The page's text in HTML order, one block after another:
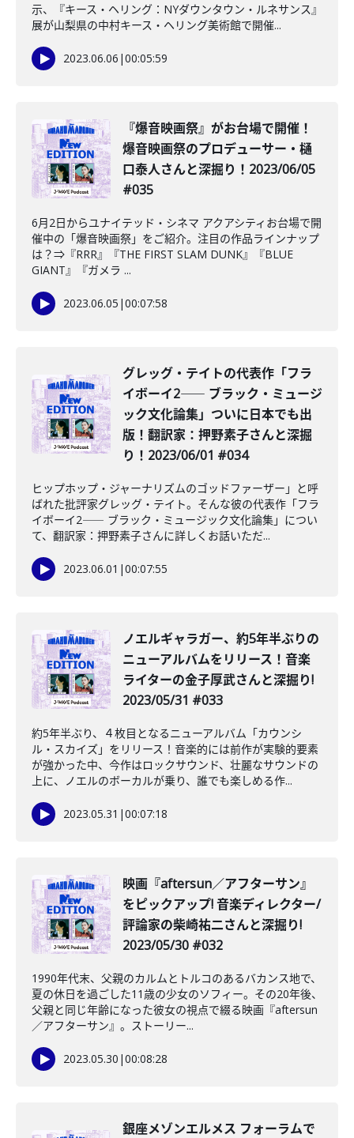
示、『キース・ヘリング：NYダウンタウン・ルネサンス』
展が山梨県の中村キース・ヘリング美術館で開催...
2023.06.06 |00:05:59
『爆音映画祭』がお台場で開催！
爆音映画祭のプロデューサー・樋
口泰人さんと深掘り！2023/06/05
#035
6月2日からユナイテッド・シネマ アクアシティお台場で開
催中の「爆音映画祭」をご紹介。注目の作品ラインナップ
は？⇒『RRR』『THE FIRST SLAM DUNK』『BLUE
GIANT』『ガメラ ...
2023.06.05 |00:07:58
グレッグ・テイトの代表作「フラ
イボーイ2―― ブラック・ミュージ
ック文化論集」ついに日本でも出
版！翻訳家：押野素子さんと深掘
り！2023/06/01 #034
ヒップホップ・ジャーナリズムのゴッドファーザー」と呼
ばれた批評家グレッグ・テイト。そんな彼の代表作「フラ
イボーイ2―― ブラック・ミュージック文化論集」につい
て、翻訳家：押野素子さんに詳しくお話いただ...
2023.06.01 |00:07:55
ノエルギャラガー、約5年半ぶりの
ニューアルバムをリリース！音楽
ライターの金子厚武さんと深掘り!
2023/05/31 #033
約5年半ぶり、４枚目となるニューアルバム「カウンシ
ル・スカイズ」をリリース！音楽的には前作が実験的要素
が強かった中、今作はロックサウンド、壮麗なサウンドの
上に、ノエルのボーカルが乗り、誰でも楽しめる作...
2023.05.31 |00:07:18
映画『aftersun／アフターサン』
をピックアップ! 音楽ディレクター/
評論家の柴崎祐二さんと深掘り!
2023/05/30 #032
1990年代末、父親のカルムとトルコのあるバカンス地で、
夏の休日を過ごした11歳の少女のソフィー。その20年後、
父親と同じ年齢になった彼女の視点で綴る映画『aftersun
／アフターサン』。ストーリー...
2023.05.30 |00:08:28
銀座メゾンエルメス フォーラムで